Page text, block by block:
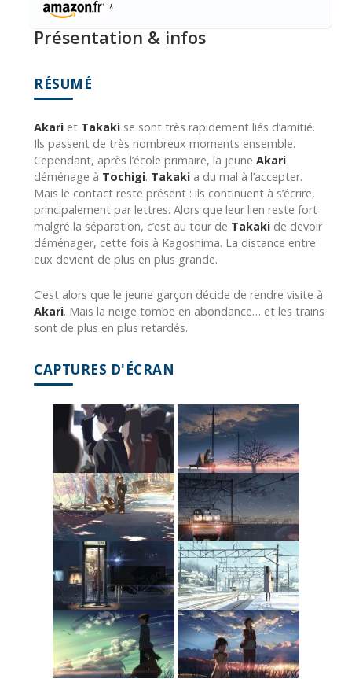
*
Présentation & infos
RÉSUMÉ
Akari et Takaki se sont très rapidement liés d’amitié.
Ils passent de très nombreux moments ensemble.
Cependant, après l’école primaire, la jeune Akari
déménage à Tochigi. Takaki a du mal à l’accepter.
Mais le contact reste présent : ils continuent à s’écrire,
principalement par lettres. Alors que leur lien reste fort
malgré la séparation, c’est au tour de Takaki de devoir
déménager, cette fois à Kagoshima. La distance entre
eux devient de plus en plus grande.
C’est alors que le jeune garçon décide de rendre visite à
Akari. Mais la neige tombe en abondance… et les trains
sont de plus en plus retardés.
CAPTURES D'ÉCRAN